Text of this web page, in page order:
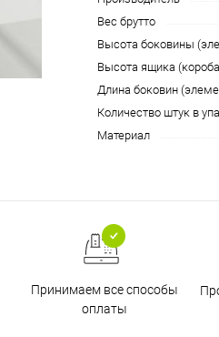
Вес брутто
Высота боковины
Высота ящика
Длина боковин
Количество штук в
Материал
Принимаем все способы
оплаты